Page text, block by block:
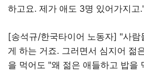
하고요. 제가 애도 3명 있어가지고
[송석규/한국타이어 노동자] "사람
게 하는 거죠. 그러면서 심지어 젊
을 먹어도 "왜 젊은 애들하고 밥을